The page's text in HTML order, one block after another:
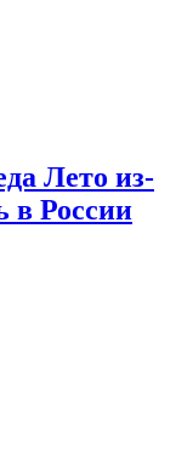
Лето из-
в России